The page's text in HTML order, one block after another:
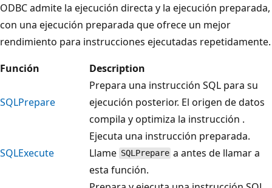
ODBC admite la ejecución directa y la ejecución preparada,
con una ejecución preparada que ofrece un mejor
rendimiento para instrucciones ejecutadas repetidamente.
Función
Description
SQLPrepare
Prepara una instrucción SQL para su
ejecución posterior. El origen de datos
compila y optimiza la instrucción .
SQLExecute
Ejecuta una instrucción preparada.
Llame SQLPrepare a antes de llamar a
esta función.